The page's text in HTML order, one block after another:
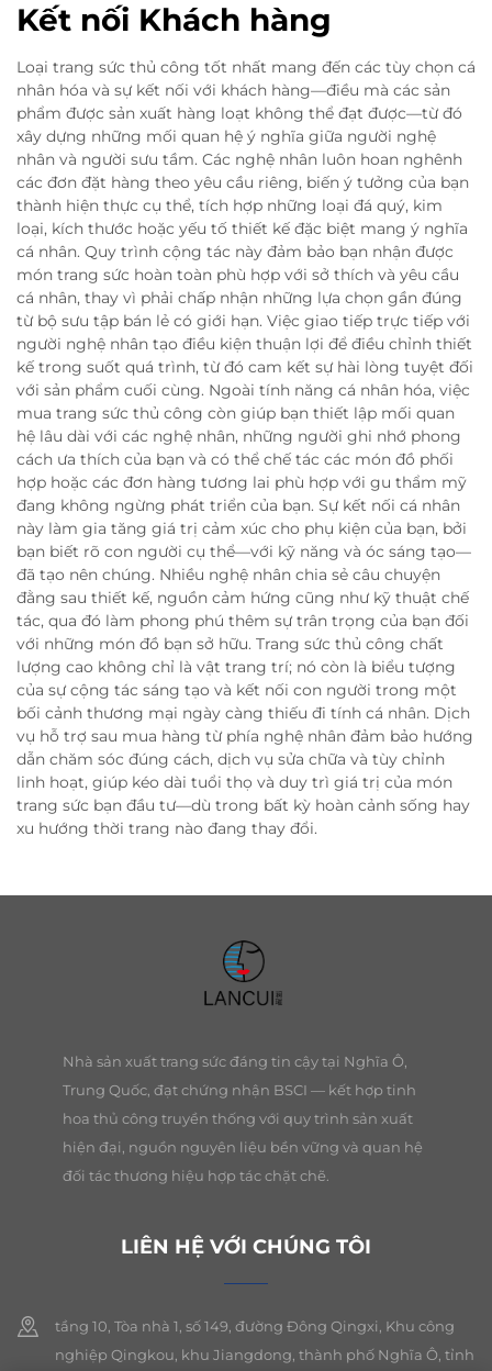
Kết nối Khách hàng
Loại trang sức thủ công tốt nhất mang đến các tùy chọn cá
nhân hóa và sự kết nối với khách hàng—điều mà các sản
phẩm được sản xuất hàng loạt không thể đạt được—từ đó
xây dựng những mối quan hệ ý nghĩa giữa người nghệ
nhân và người sưu tầm. Các nghệ nhân luôn hoan nghênh
các đơn đặt hàng theo yêu cầu riêng, biến ý tưởng của bạn
thành hiện thực cụ thể, tích hợp những loại đá quý, kim
loại, kích thước hoặc yếu tố thiết kế đặc biệt mang ý nghĩa
cá nhân. Quy trình cộng tác này đảm bảo bạn nhận được
món trang sức hoàn toàn phù hợp với sở thích và yêu cầu
cá nhân, thay vì phải chấp nhận những lựa chọn gần đúng
từ bộ sưu tập bán lẻ có giới hạn. Việc giao tiếp trực tiếp với
người nghệ nhân tạo điều kiện thuận lợi để điều chỉnh thiết
kế trong suốt quá trình, từ đó cam kết sự hài lòng tuyệt đối
với sản phẩm cuối cùng. Ngoài tính năng cá nhân hóa, việc
mua trang sức thủ công còn giúp bạn thiết lập mối quan
hệ lâu dài với các nghệ nhân, những người ghi nhớ phong
cách ưa thích của bạn và có thể chế tác các món đồ phối
hợp hoặc các đơn hàng tương lai phù hợp với gu thẩm mỹ
đang không ngừng phát triển của bạn. Sự kết nối cá nhân
này làm gia tăng giá trị cảm xúc cho phụ kiện của bạn, bởi
bạn biết rõ con người cụ thể—với kỹ năng và óc sáng tạo—
đã tạo nên chúng. Nhiều nghệ nhân chia sẻ câu chuyện
đằng sau thiết kế, nguồn cảm hứng cũng như kỹ thuật chế
tác, qua đó làm phong phú thêm sự trân trọng của bạn đối
với những món đồ bạn sở hữu. Trang sức thủ công chất
lượng cao không chỉ là vật trang trí; nó còn là biểu tượng
của sự cộng tác sáng tạo và kết nối con người trong một
bối cảnh thương mại ngày càng thiếu đi tính cá nhân. Dịch
vụ hỗ trợ sau mua hàng từ phía nghệ nhân đảm bảo hướng
dẫn chăm sóc đúng cách, dịch vụ sửa chữa và tùy chỉnh
linh hoạt, giúp kéo dài tuổi thọ và duy trì giá trị của món
trang sức bạn đầu tư—dù trong bất kỳ hoàn cảnh sống hay
xu hướng thời trang nào đang thay đổi.
Nhà sản xuất trang sức đáng tin cậy tại Nghĩa Ô,
Trung Quốc, đạt chứng nhận BSCI — kết hợp tinh
hoa thủ công truyền thống với quy trình sản xuất
hiện đại, nguồn nguyên liệu bền vững và quan hệ
đối tác thương hiệu hợp tác chặt chẽ.
LIÊN HỆ VỚI CHÚNG TÔI
tầng 10, Tòa nhà 1, số 149, đường Đông Qingxi, Khu công
nghiệp Qingkou, khu Jiangdong, thành phố Nghĩa Ô, tỉnh